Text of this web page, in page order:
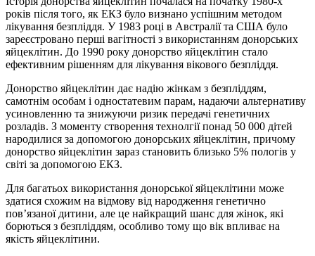
років після того, як ЕКЗ було визнано успішним методом
лікування безпліддя. У 1983 році в Австралії та США було
зареєстровано перші вагітності з використанням донорських
яйцеклітин. До 1990 року донорство яйцеклітин стало
ефективним рішенням для лікування вікового безпліддя.
Донорство яйцеклітин дає надію жінкам з безпліддям,
самотнім особам і одностатевим парам, надаючи альтернативу
усиновленню та знижуючи ризик передачі генетичних
розладів. З моменту створення технолгії понад 50 000 дітей
народилися за допомогою донорських яйцеклітин, причому
донорство яйцеклітин зараз становить близько 5% пологів у
світі за допомогою ЕКЗ.
Для багатьох використання донорської яйцеклітини може
здатися схожим на відмову від народження генетично
пов’язаної дитини, але це найкращий шанс для жінок, які
борються з безпліддям, особливо тому що вік впливає на
якість яйцеклітини.